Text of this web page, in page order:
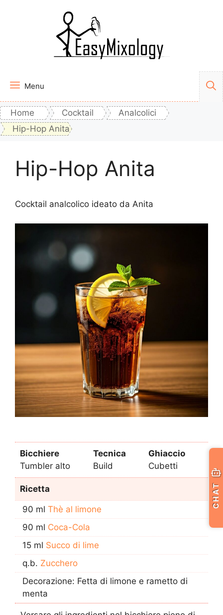
Menu
Home Cocktail
Analcolici
Hip-Hop Anita
Hip-Hop Anita
Cocktail analcolico ideato da Anita
Bicchiere
Tumbler alto
Tecnica
Build
Ghiaccio
Cubetti
Ricetta
90 ml Thè al limone
90 ml Coca-Cola
15 ml Succo di lime
q.b. Zucchero
Decorazione: Fetta di limone e rametto di
menta
CHAT